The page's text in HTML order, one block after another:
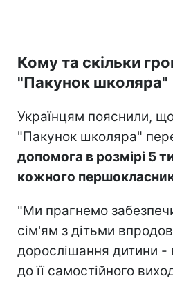
Кому та скільки
"Пакунок школяра"
Українцям пояснили,
"Пакунок школяра"
допомога в розмірі 5
кожного
"Ми прагнемо
сім'ям з дітьми
дорослішання дитини -
до її самостійного